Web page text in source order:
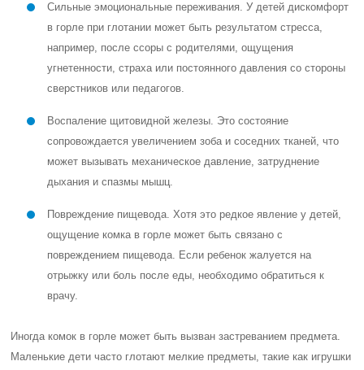
Сильные эмоциональные переживания. У детей дискомфорт
в горле при глотании может быть результатом стресса,
например, после ссоры с родителями, ощущения
угнетенности, страха или постоянного давления со стороны
сверстников или педагогов.
Воспаление щитовидной железы. Это состояние
сопровождается увеличением зоба и соседних тканей, что
может вызывать механическое давление, затруднение
дыхания и спазмы мышц.
Повреждение пищевода. Хотя это редкое явление у детей,
ощущение комка в горле может быть связано с
повреждением пищевода. Если ребенок жалуется на
отрыжку или боль после еды, необходимо обратиться к
врачу.
Иногда комок в горле может быть вызван застреванием предмета.
Маленькие дети часто глотают мелкие предметы, такие как игрушки